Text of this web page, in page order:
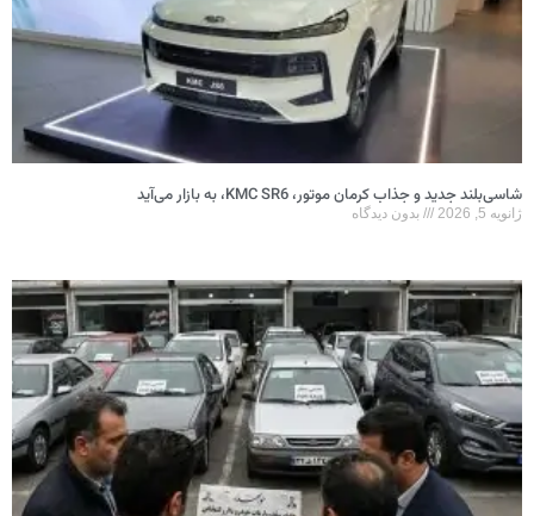
شاسی‌بلند جدید و جذاب کرمان موتور، KMC SR6، به بازار می‌آید
ژانویه 5, 2026 بدون دیدگاه